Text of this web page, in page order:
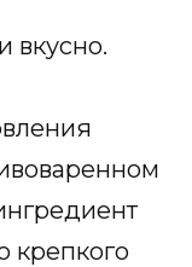
вкусно.
крепкого